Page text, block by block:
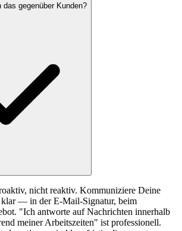
gegenüber Kunden?
nicht reaktiv. Kommuniziere Deine
klar — in der E-Mail-Signatur, beim
"Ich antworte auf Nachrichten innerhalb
meiner Arbeitszeiten" ist professionell.